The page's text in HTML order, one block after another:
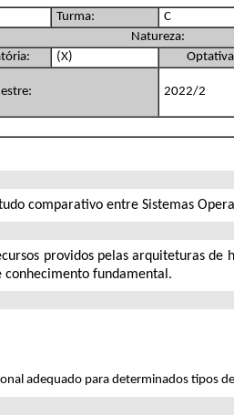
Turma:
C
Natureza:
(X)
2022/2
comparativo entre Sistemas
providos pelas arquiteturas de
conhecimento fundamental.
adequado para determinados tipos